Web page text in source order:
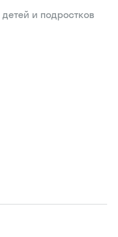
и подростков